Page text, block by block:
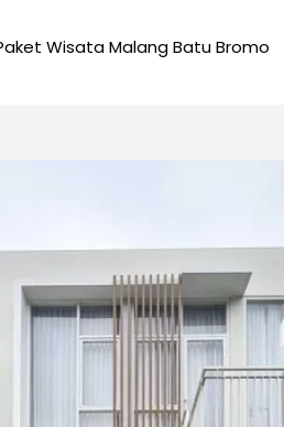
Wisata Malang Batu Bromo